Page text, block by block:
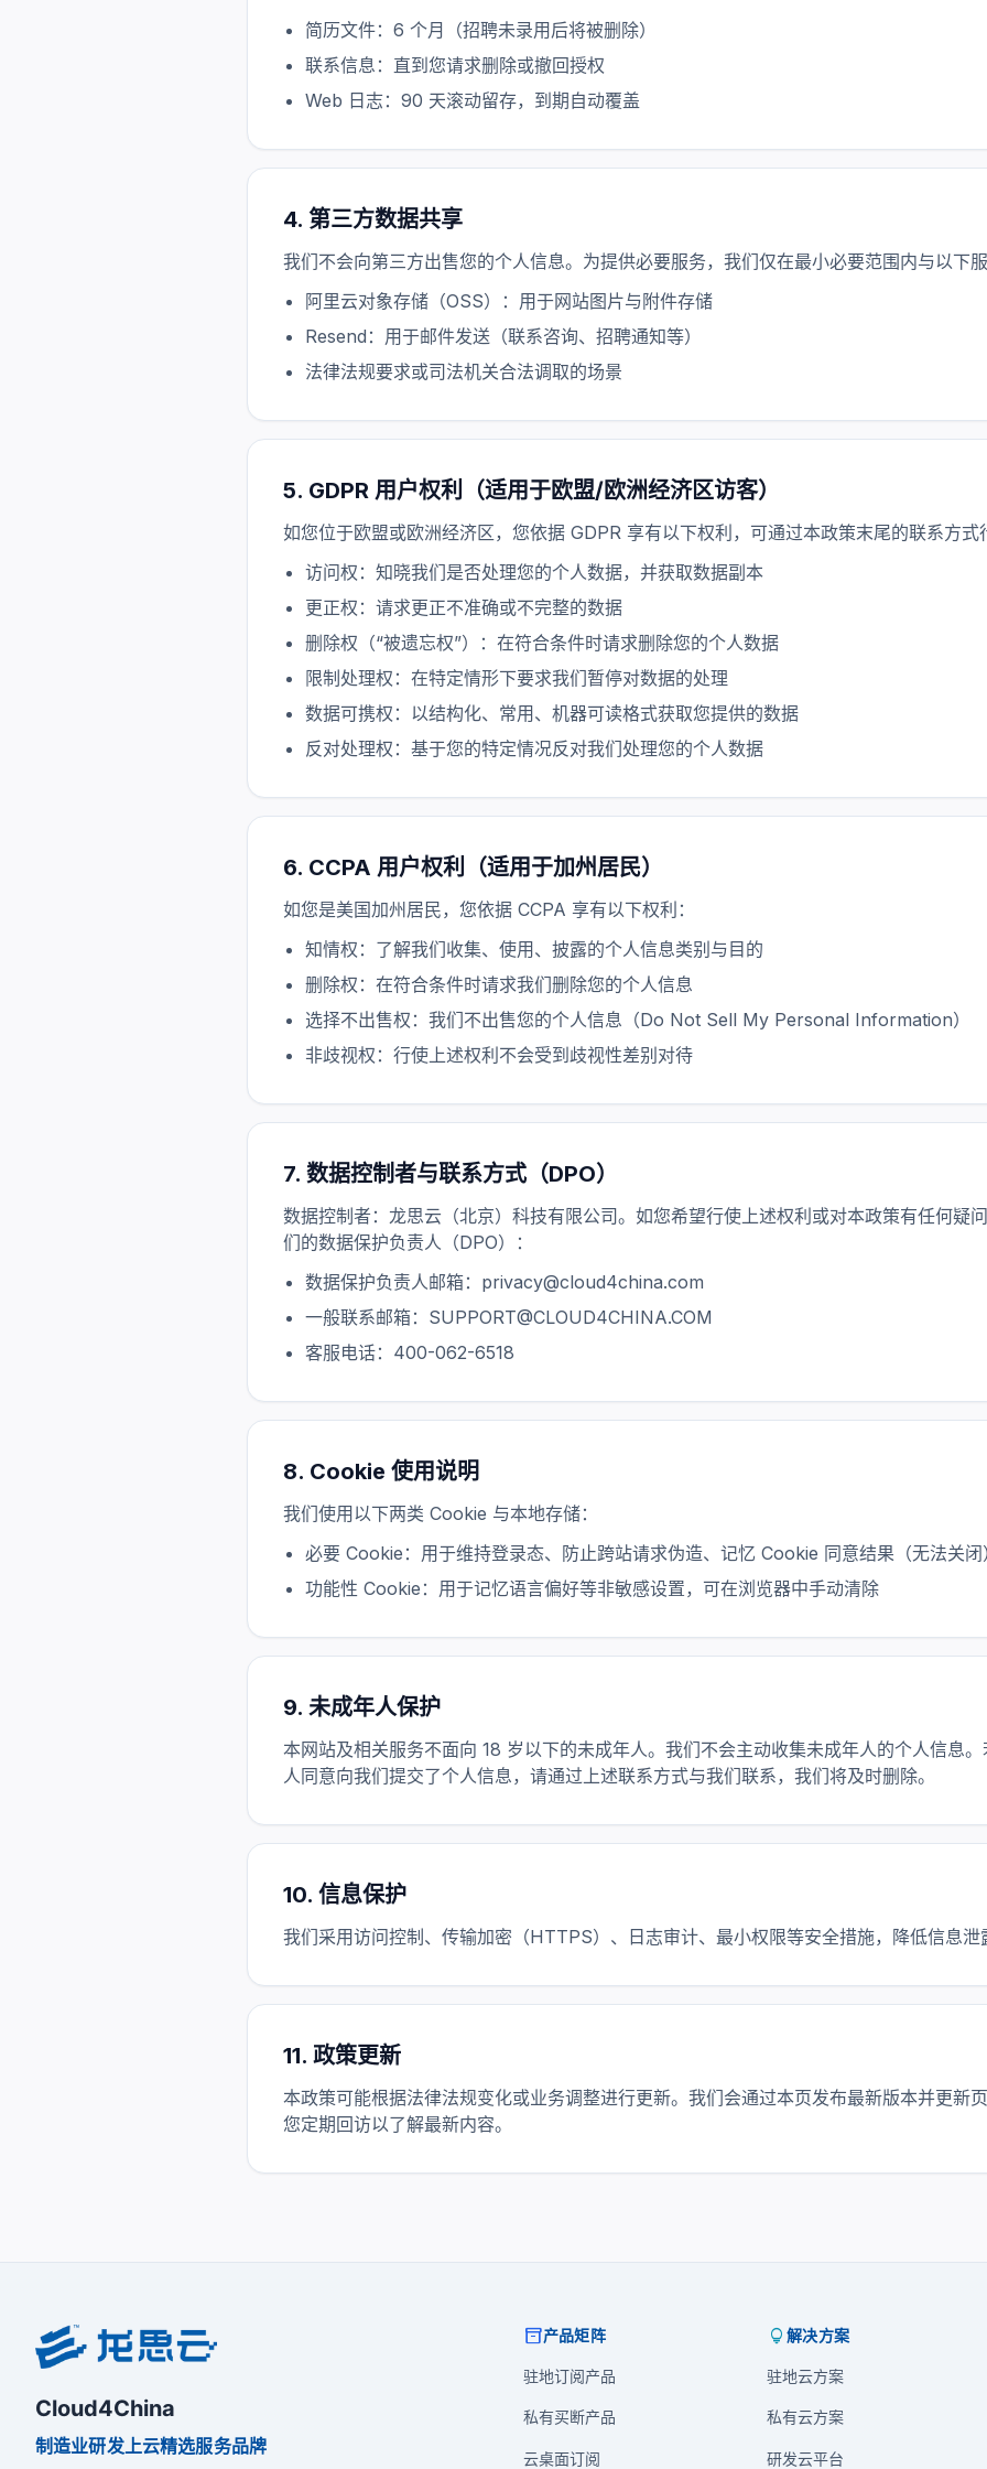
简历文件：6 个月（招聘未录用后将被删除）
联系信息：直到您请求删除或撤回授权
Web 日志：90 天滚动留存，到期自动覆盖
4. 第三方数据共享
我们不会向第三方出售您的个人信息。为提供必要服务，我们仅在最小必要范围内与以下
阿里云对象存储（OSS）：用于网站图片与附件存储
Resend：用于邮件发送（联系咨询、招聘通知等）
法律法规要求或司法机关合法调取的场景
5. GDPR 用户权利（适用于欧盟/欧洲经济区访客）
如您位于欧盟或欧洲经济区，您依据 GDPR 享有以下权利，可通过本政策末尾的联系方式
访问权：知晓我们是否处理您的个人数据，并获取数据副本
更正权：请求更正不准确或不完整的数据
删除权（“被遗忘权”）：在符合条件时请求删除您的个人数据
限制处理权：在特定情形下要求我们暂停对数据的处理
数据可携权：以结构化、常用、机器可读格式获取您提供的数据
反对处理权：基于您的特定情况反对我们处理您的个人数据
6. CCPA 用户权利（适用于加州居民）
如您是美国加州居民，您依据 CCPA 享有以下权利：
知情权：了解我们收集、使用、披露的个人信息类别与目的
删除权：在符合条件时请求我们删除您的个人信息
选择不出售权：我们不出售您的个人信息（Do Not Sell My Personal Information）
非歧视权：行使上述权利不会受到歧视性差别对待
7. 数据控制者与联系方式（DPO）
数据控制者：龙思云（北京）科技有限公司。如您希望行使上述权利或对本政策有任何疑
们的数据保护负责人（DPO）：
数据保护负责人邮箱：privacy@cloud4china.com
一般联系邮箱：SUPPORT@CLOUD4CHINA.COM
客服电话：400-062-6518
8. Cookie 使用说明
我们使用以下两类 Cookie 与本地存储：
必要 Cookie：用于维持登录态、防止跨站请求伪造、记忆 Cookie 同意结果（无法关闭
功能性 Cookie：用于记忆语言偏好等非敏感设置，可在浏览器中手动清除
9. 未成年人保护
本网站及相关服务不面向 18 岁以下的未成年人。我们不会主动收集未成年人的个人信息
人同意向我们提交了个人信息，请通过上述联系方式与我们联系，我们将及时删除。
10. 信息保护
我们采用访问控制、传输加密（HTTPS）、日志审计、最小权限等安全措施，降低信息
11. 政策更新
本政策可能根据法律法规变化或业务调整进行更新。我们会通过本页发布最新版本并更新
您定期回访以了解最新内容。
Cloud4China
制造业研发上云精选服务品牌
inventory_2产品矩阵
驻地订阅产品
私有买断产品
云桌面订阅
lightbulb 解决方案
驻地云方案
私有云方案
研发云平台